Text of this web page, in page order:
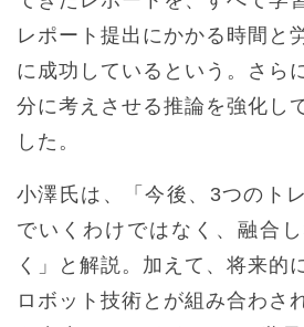
レポート提出にかかる時間と
に成功しているという。さら
分に考えさせる推論を強化し
した。
小澤氏は、「今後、3つのト
でいくわけではなく、融合
く」と解説。加えて、将来的
ロボット技術とが組み合わさ